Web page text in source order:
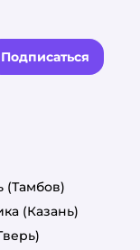
Подписаться
(Тамбов)
(Казань)